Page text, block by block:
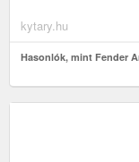
kytary.hu
Hasonlók, mint Fender